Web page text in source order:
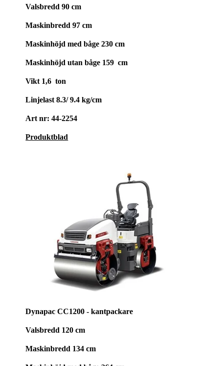
Valsbredd 90 cm
Maskinbredd 97cm
Maskinhöjd med båge 230 cm
Maskinhöjd utan båge 159 cm
Vikt 1,6 ton
Linjelast 8.3/ 9.4 kg/cm
Art nr: 44-2254
Produktblad
Dynapac CC1200 - kantpackare
Valsbredd 120 cm
Maskinbredd 134 cm